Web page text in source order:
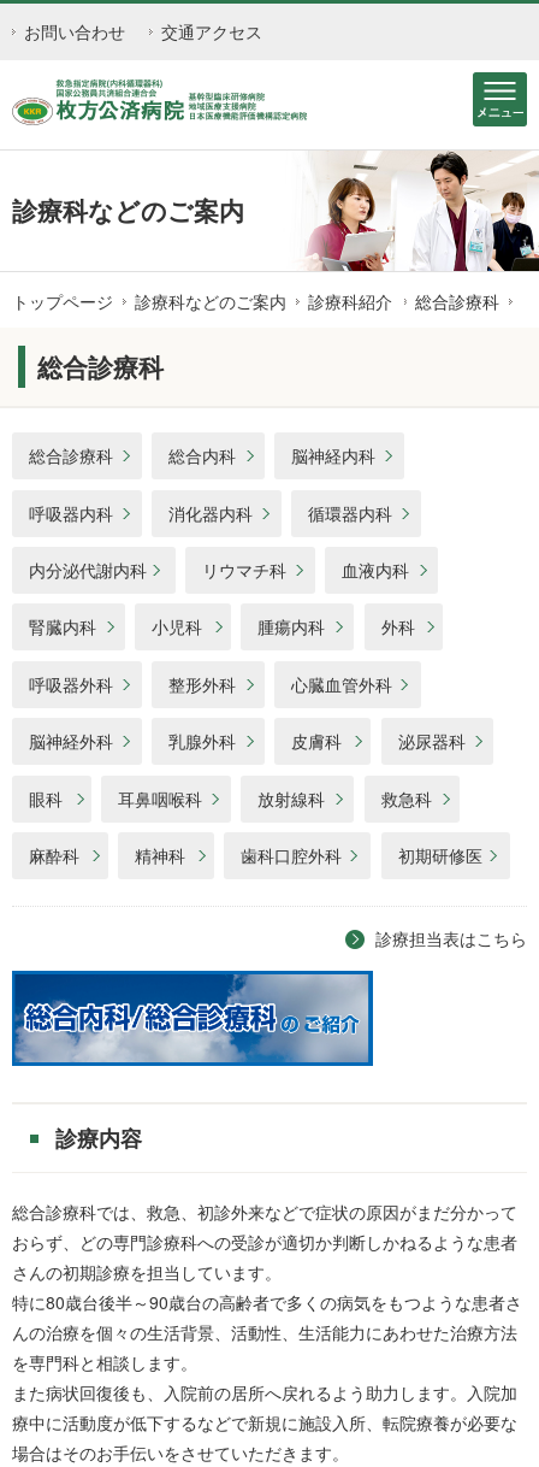
お問い合わせ 交通アクセス
診療科などのご案内
トップページ 診療科などのご案内 診療科紹介 総合診療科
総合診療科
総合診療科 総合内科 脳神経内科
呼吸器内科 消化器内科 循環器内科
内分泌代謝内科 リウマチ科 血液内科
腎臓内科 小児科 腫瘍内科 外科
呼吸器外科 整形外科 心臓血管外科
脳神経外科 乳腺外科 皮膚科 泌尿器科
眼科 耳鼻咽喉科 放射線科 救急科
麻酔科 精神科 歯科口腔外科 初期研修医
診療担当表はこちら
診療内容
総合診療科では、救急、初診外来などで症状の原因がまだ分かって
おらず、どの専門診療科への受診が適切か判断しかねるような患者
さんの初期診療を担当しています。
特に80歳台後半～90歳台の高齢者で多くの病気をもつような患者さ
んの治療を個々の生活背景、活動性、生活能力にあわせた治療方法
を専門科と相談します。
また病状回復後も、入院前の居所へ戻れるよう助力します。入院加
療中に活動度が低下するなどで新規に施設入所、転院療養が必要な
場合はそのお手伝いをさせていただきます。